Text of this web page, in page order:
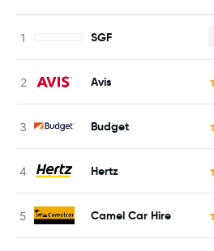
SGF
Avis
Budget
Hertz
Camel Car Hire